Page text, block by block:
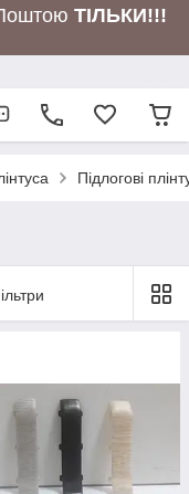
ТІЛЬКИ!!!
Підлогові